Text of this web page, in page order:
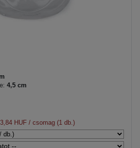
4,5 cm
HUF/ csomag (1 db.)